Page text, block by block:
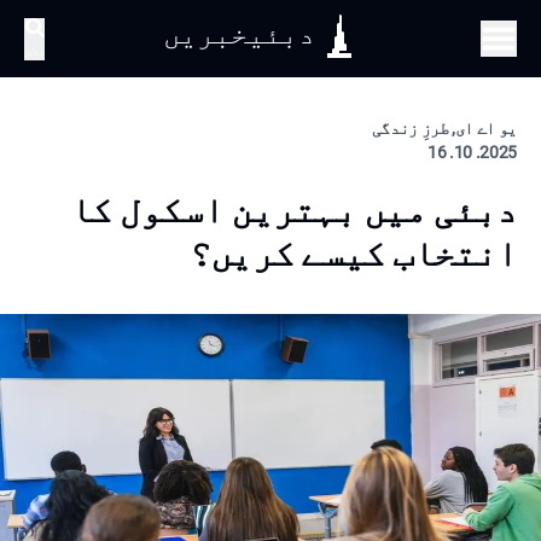
دبئیخبریں
یو اے ای, طرزِ زندگی
2025. 10. 16
دبئی میں بہترین اسکول کا
انتخاب کیسے کریں؟